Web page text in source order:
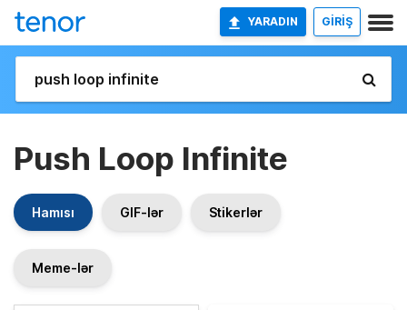
YARADIN GİRİŞ
Push Loop Infinite
Hamısı GIF-lər Stikerlər
Meme-lər